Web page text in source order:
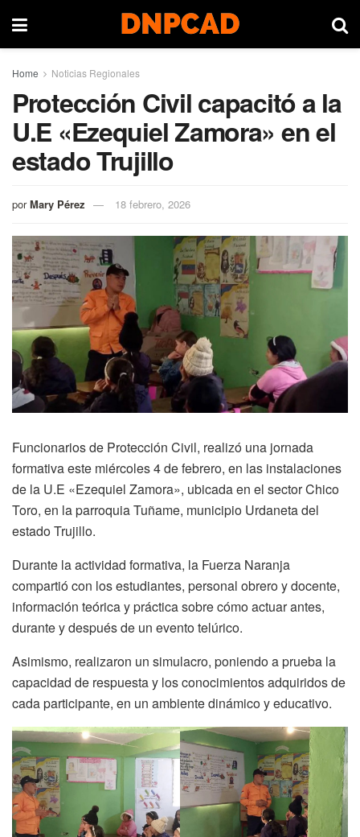
Home Noticias Regionales
Protección Civil capacitó a la
U.E «Ezequiel Zamora» en el
estado Trujillo
por Mary Pérez 18 febrero, 2026
Funcionarios de Protección Civil, realizó una jornada
formativa este miércoles 4 de febrero, en las instalaciones
de la U.E «Ezequiel Zamora», ubicada en el sector Chico
Toro, en la parroquia Tuñame, municipio Urdaneta del
estado Trujillo.
Durante la actividad formativa, la Fuerza Naranja
compartió con los estudiantes, personal obrero y docente,
información teórica y práctica sobre cómo actuar antes,
durante y después de un evento telúrico.
Asimismo, realizaron un simulacro, poniendo a prueba la
capacidad de respuesta y los conocimientos adquiridos de
cada participante, en un ambiente dinámico y educativo.